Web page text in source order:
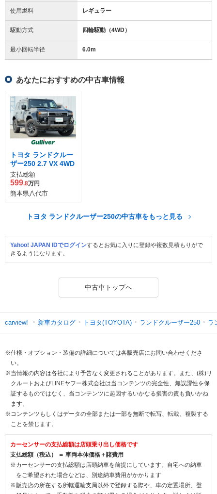
使用燃料 レギュラー
駆動方式 四輪駆動（4WD）
最小回転半径 6.0m
あなたにおすすめの中古車情報
トヨタ ランドクルー
ザー250 2.7 VX 4WD
支払総額
599.8万円
熊本県八代市
トヨタ ランドクルーザー250の中古車をもっと見る
Yahoo! JAPAN IDでログインするとお気に入りに登録や複数見積もりがで
きるようになります。
中古車トップへ
carview! 新車カタログ トヨタ(TOYOTA) ランドクルーザー250 ラ
※仕様・オプション・装備の詳細については各販売店にお問い合わせくださ
い。
※当情報の内容は各社により予告なく変更されることがあります。また、(株)リ
クルートおよびLINEヤフー株式会社は当コンテンツの完全性、無誤謬性を保
証するものではなく、当コンテンツに起因するいかなる損害の責も負いかね
ます。
※コンテンツもしくはデータの全部または一部を無断で転写、転載、複製する
ことを禁じます。
カーセンサーの支払総額は店頭乗り出し価格です
支払総額（税込） ＝ 車両本体価格＋諸費用
※カーセンサーの支払総額は店頭納車を前提にしています。自宅への納車
をご希望された場合などは、別途納車費用がかかります
※販売店の所在する所轄運輸支局以外で登録する際や、車の定置場所、登